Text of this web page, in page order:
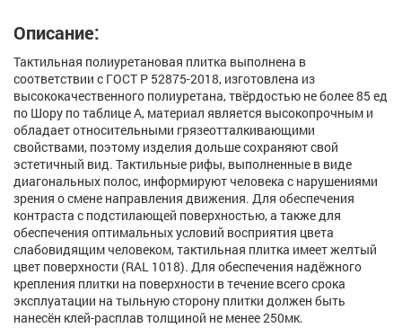
Описание:
Тактильная полиуретановая плитка выполнена в
соответствии с ГОСТ Р 52875-2018, изготовлена из
высококачественного полиуретана, твёрдостью не более 85 ед
по Шору по таблице А, материал является высокопрочным и
обладает относительными грязеотталкивающими
свойствами, поэтому изделия дольше сохраняют свой
эстетичный вид. Тактильные рифы, выполненные в виде
диагональных полос, информируют человека с нарушениями
зрения о смене направления движения. Для обеспечения
контраста с подстилающей поверхностью, а также для
обеспечения оптимальных условий восприятия цвета
слабовидящим человеком, тактильная плитка имеет желтый
цвет поверхности (RAL 1018). Для обеспечения надёжного
крепления плитки на поверхности в течение всего срока
эксплуатации на тыльную сторону плитки должен быть
нанесён клей-расплав толщиной не менее 250мк.